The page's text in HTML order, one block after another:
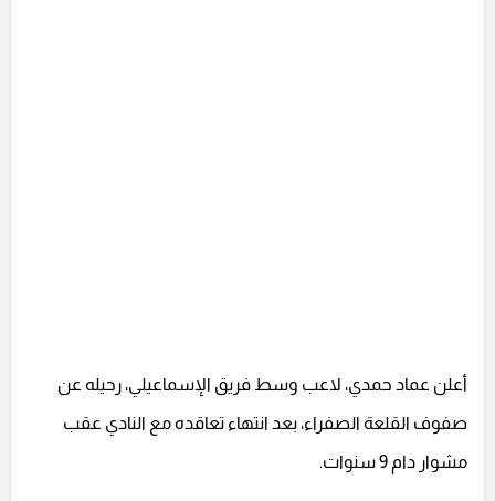
أعلن عماد حمدي، لاعب وسط فريق الإسماعيلي، رحيله عن
صفوف القلعة الصفراء، بعد انتهاء تعاقده مع النادي عقب
مشوار دام 9 سنوات.